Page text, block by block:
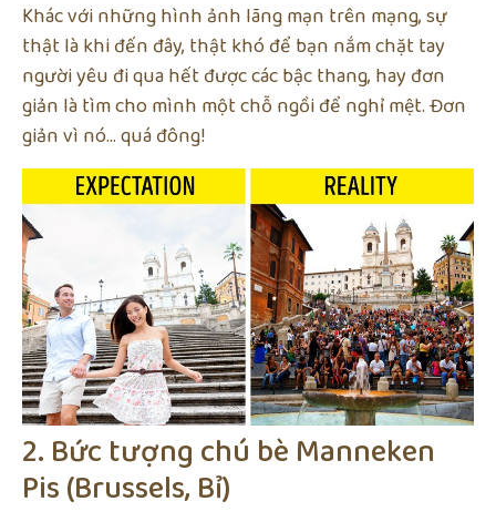
Khác với những hình ảnh lãng mạn trên mạng, sự
thật là khi đến đây, thật khó để bạn nắm chặt tay
người yêu đi qua hết được các bậc thang, hay đơn
giản là tìm cho mình một chỗ ngồi để nghỉ mệt. Đơn
giản vì nó… quá đông!
2. Bức tượng chú bè Manneken
Pis (Brussels, Bỉ)